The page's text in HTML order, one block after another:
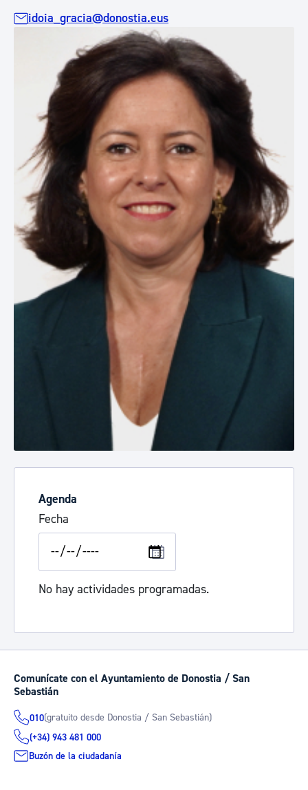
idoia_gracia@donostia.eus
Agenda
Fecha
No hay actividades programadas.
Comunícate con el Ayuntamiento de Donostia / San
Sebastián
010(gratuito desde Donostia / San Sebastián)
(+34) 943 481 000
Buzón de la ciudadanía